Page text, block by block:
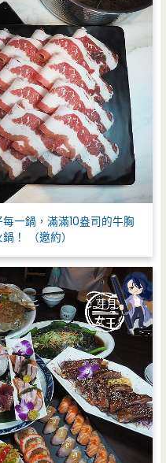
一鍋，滿滿10盎司的牛胸
！ （邀約）